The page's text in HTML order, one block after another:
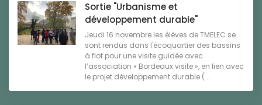
Sortie "Urbanisme et
développement durable"
Jeudi 16 novembre les élèves de TMELEC se
sont rendus dans l'écoquartier des bassins
à flot pour une visite guidée avec
l’association « Bordeaux visite », en lien avec
le projet développement durable ( ...